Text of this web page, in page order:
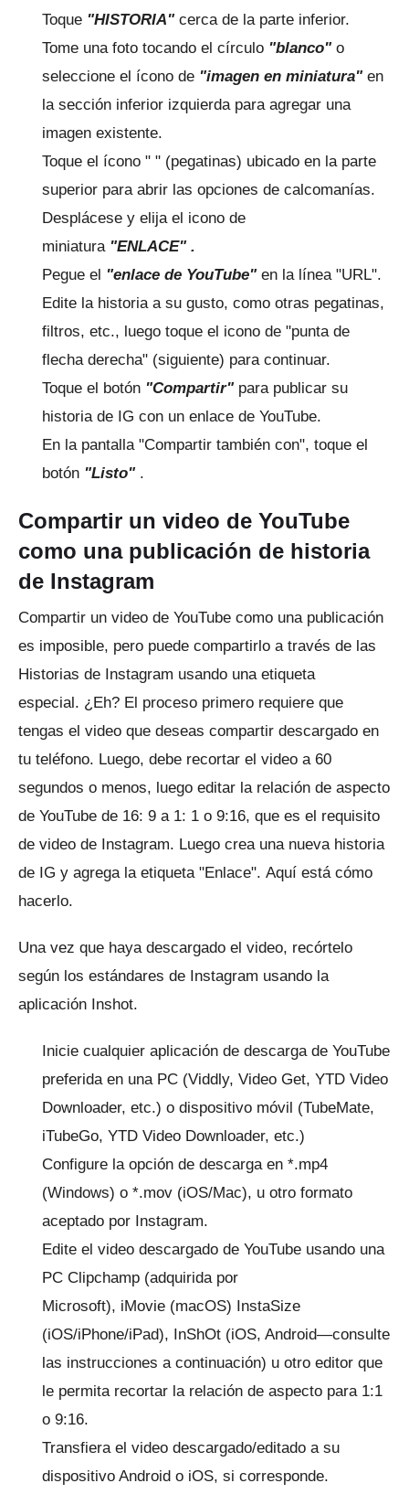
Toque "HISTORIA" cerca de la parte inferior.
Tome una foto tocando el círculo "blanco" o
seleccione el ícono de "imagen en miniatura" en
la sección inferior izquierda para agregar una
imagen existente.
Toque el ícono " " (pegatinas) ubicado en la parte
superior para abrir las opciones de calcomanías.
Desplácese y elija el icono de
miniatura "ENLACE" .
Pegue el "enlace de YouTube" en la línea "URL".
Edite la historia a su gusto, como otras pegatinas,
filtros, etc., luego toque el icono de "punta de
flecha derecha" (siguiente) para continuar.
Toque el botón "Compartir" para publicar su
historia de IG con un enlace de YouTube.
En la pantalla "Compartir también con", toque el
botón "Listo" .
Compartir un video de YouTube
como una publicación de historia
de Instagram
Compartir un video de YouTube como una publicación
es imposible, pero puede compartirlo a través de las
Historias de Instagram usando una etiqueta
especial. ¿Eh? El proceso primero requiere que
tengas el video que deseas compartir descargado en
tu teléfono. Luego, debe recortar el video a 60
segundos o menos, luego editar la relación de aspecto
de YouTube de 16: 9 a 1: 1 o 9:16, que es el requisito
de video de Instagram. Luego crea una nueva historia
de IG y agrega la etiqueta "Enlace". Aquí está cómo
hacerlo.
Una vez que haya descargado el video, recórtelo
según los estándares de Instagram usando la
aplicación Inshot.
Inicie cualquier aplicación de descarga de YouTube
preferida en una PC (Viddly, Video Get, YTD Video
Downloader, etc.) o dispositivo móvil (TubeMate,
iTubeGo, YTD Video Downloader, etc.)
Configure la opción de descarga en *.mp4
(Windows) o *.mov (iOS/Mac), u otro formato
aceptado por Instagram.
Edite el video descargado de YouTube usando una
PC Clipchamp (adquirida por
Microsoft), iMovie (macOS) InstaSize
(iOS/iPhone/iPad), InShOt (iOS, Android—consulte
las instrucciones a continuación) u otro editor que
le permita recortar la relación de aspecto para 1:1
o 9:16.
Transfiera el video descargado/editado a su
dispositivo Android o iOS, si corresponde.